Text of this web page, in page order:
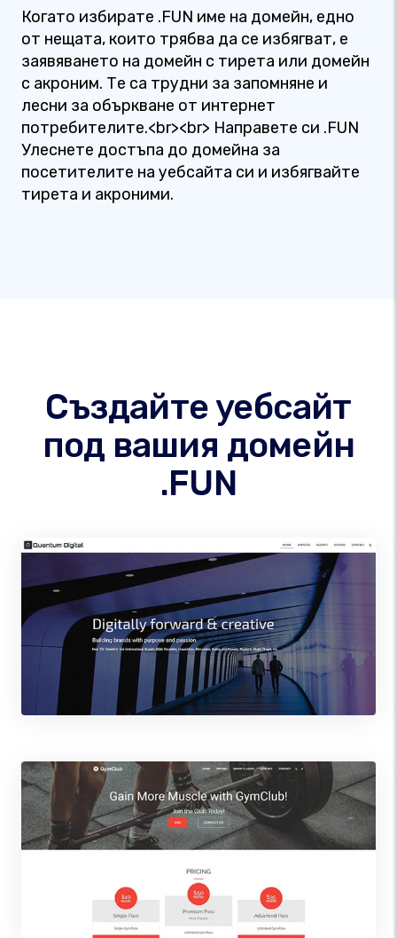
Когато избирате .FUN име на домейн, едно
от нещата, които трябва да се избягват, е
заявяването на домейн с тирета или домейн
с акроним. Те са трудни за запомняне и
лесни за объркване от интернет
потребителите.<br><br> Направете си .FUN
Улеснете достъпа до домейна за
посетителите на уебсайта си и избягвайте
тирета и акроними.
Създайте уебсайт
под вашия домейн
.FUN